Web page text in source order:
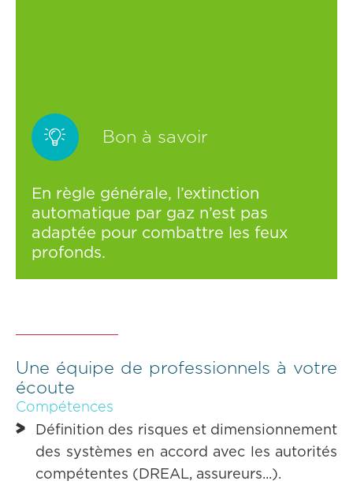
 Bon à savoir
En règle générale, l’extinction
automatique par gaz n’est pas
adaptée pour combattre les feux
profonds.
Une équipe de professionnels à votre
écoute
Compétences
Définition des risques et dimensionnement
des systèmes en accord avec les autorités
compétentes (DREAL, assureurs...).